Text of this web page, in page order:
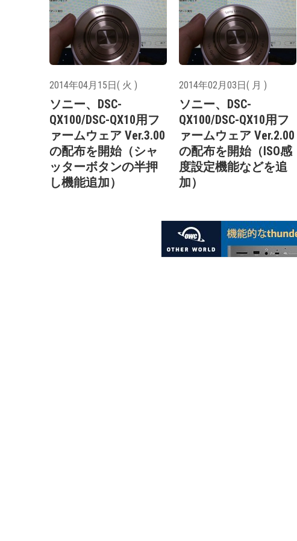
2014年04月15日( 火 )
ソニー、DSC-
QX100/DSC-QX10用フ
ァームウェア Ver.3.00
の配布を開始（シャ
ッターボタンの半押
し機能追加）
2014年02月03日( 月 )
ソニー、DSC-
QX100/DSC-QX10用フ
ァームウェア Ver.2.00
の配布を開始（ISO感
度設定機能などを追
加）